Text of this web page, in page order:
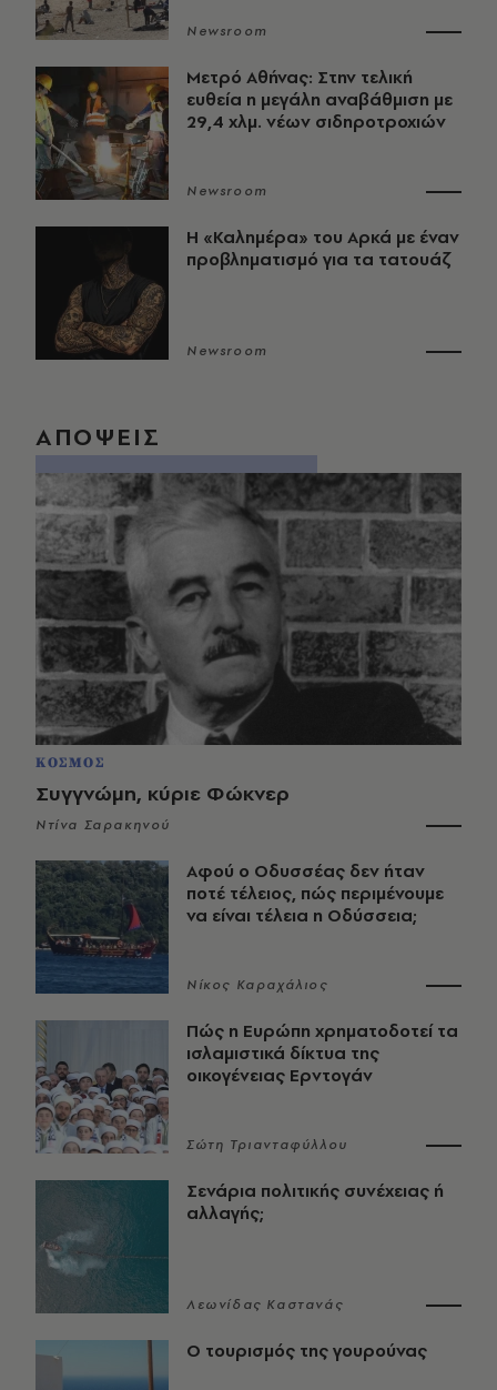
Newsroom
Μετρό Αθήνας: Στην τελική
ευθεία η μεγάλη αναβάθμιση με
29,4 χλμ. νέων σιδηροτροχιών
Newsroom
Η «Καλημέρα» του Αρκά με έναν
προβληματισμό για τα τατουάζ
Newsroom
ΑΠΟΨΕΙΣ
ΚΟΣΜΟΣ
Συγγνώμη, κύριε Φώκνερ
Ντίνα Σαρακηνού
Αφού ο Οδυσσέας δεν ήταν
ποτέ τέλειος, πώς περιμένουμε
να είναι τέλεια η Οδύσσεια;
Νίκος Καραχάλιος
Πώς η Ευρώπη χρηματοδοτεί τα
ισλαμιστικά δίκτυα της
οικογένειας Ερντογάν
Σώτη Τριανταφύλλου
Σενάρια πολιτικής συνέχειας ή
αλλαγής;
Λεωνίδας Καστανάς
Ο τουρισμός της γουρούνας